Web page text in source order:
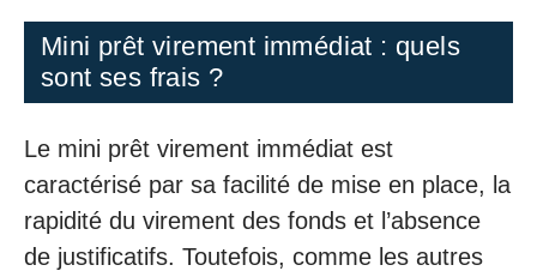
Mini prêt virement immédiat : quels
sont ses frais ?
Le mini prêt virement immédiat est
caractérisé par sa facilité de mise en place, la
rapidité du virement des fonds et l’absence
de justificatifs. Toutefois, comme les autres